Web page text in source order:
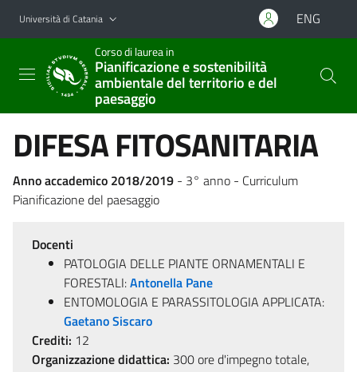
Vai al contenuto principale
Vai al menu di navigazione
Università di Catania ENG
Corso di laurea in
Pianificazione e sostenibilità
ambientale del territorio e del
paesaggio
DIFESA FITOSANITARIA
Anno accademico 2018/2019 - 3° anno - Curriculum
Pianificazione del paesaggio
Docenti
PATOLOGIA DELLE PIANTE ORNAMENTALI E
FORESTALI:Antonella Pane
ENTOMOLOGIA E PARASSITOLOGIA APPLICATA:
Gaetano Siscaro
Crediti: 12
Organizzazione didattica: 300 ore d'impegno totale,